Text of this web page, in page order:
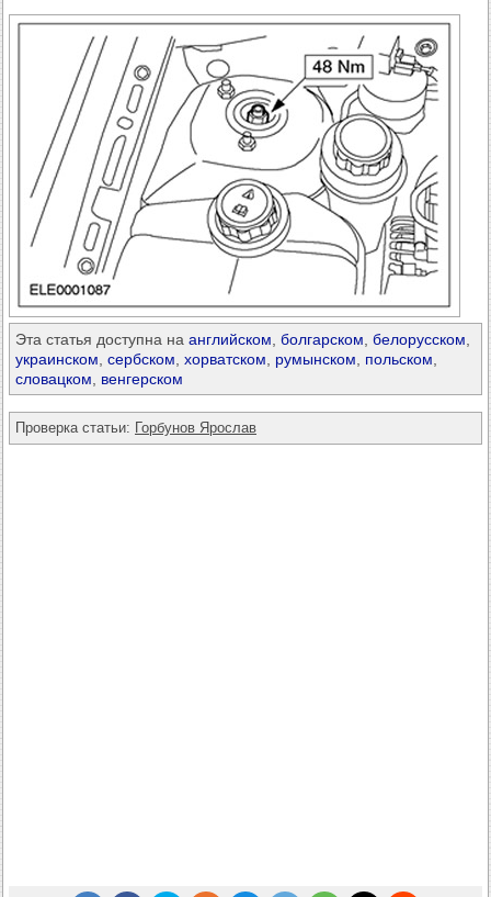
Эта статья доступна на английском болгарском белорусском
украинском сербском хорватском румынском польском
словацком
венгерском
Проверка статьи: Горбунов Ярослав